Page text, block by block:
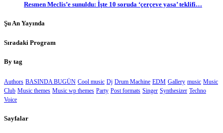
Resmen Meclis’e sunuldu: İşte 10 soruda ‘çerçeve yasa’ teklifi…
Şu An Yayında
Sıradaki Program
By tag
Authors BASINDA BUGÜN Cool music Dj Drum Machine EDM Gallery music Music
Club Music themes Music wp themes Party Post formats Singer Synthesizer Techno
Voice
Sayfalar